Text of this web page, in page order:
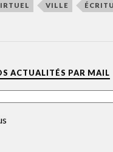
VILLE
ACTUALITÉS PAR MAIL